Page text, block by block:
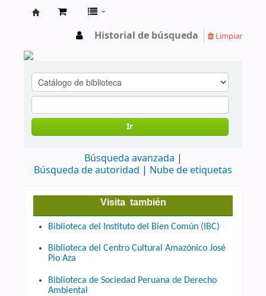
Historial de búsqueda Limpiar
Ir
Búsqueda avanzada
Búsqueda de autoridad
Nube de etiquetas
Visita también
Biblioteca del Instituto del Bien Común (IBC)
Biblioteca del Centro Cultural Amazónico José
Pio Aza
Biblioteca de Sociedad Peruana de Derecho
Ambiental